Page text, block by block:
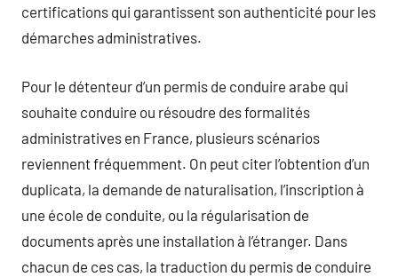
certifications qui garantissent son authenticité pour les
démarches administratives.
Pour le détenteur d’un permis de conduire arabe qui
souhaite conduire ou résoudre des formalités
administratives en France, plusieurs scénarios
reviennent fréquemment. On peut citer l’obtention d’un
duplicata, la demande de naturalisation, l’inscription à
une école de conduite, ou la régularisation de
documents après une installation à l’étranger. Dans
chacun de ces cas, la traduction du permis de conduire